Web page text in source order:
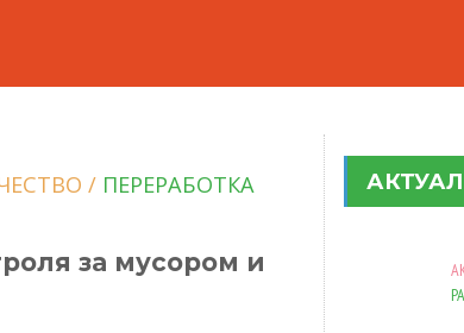
/ ПЕРЕРАБОТКА
за мусором и